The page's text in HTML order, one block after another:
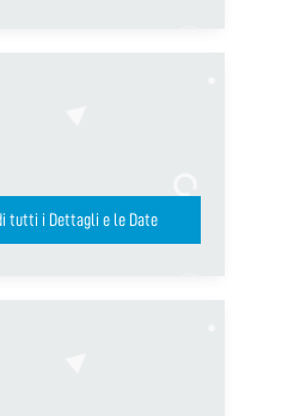
tutti i Dettagli e le Date